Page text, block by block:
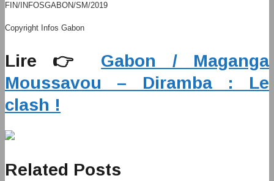
FIN/INFOSGABON/SM/2019
Copyright Infos Gabon
Lire 👉 Gabon / Maganga
Moussavou – Diramba : Le
clash !
Related Posts